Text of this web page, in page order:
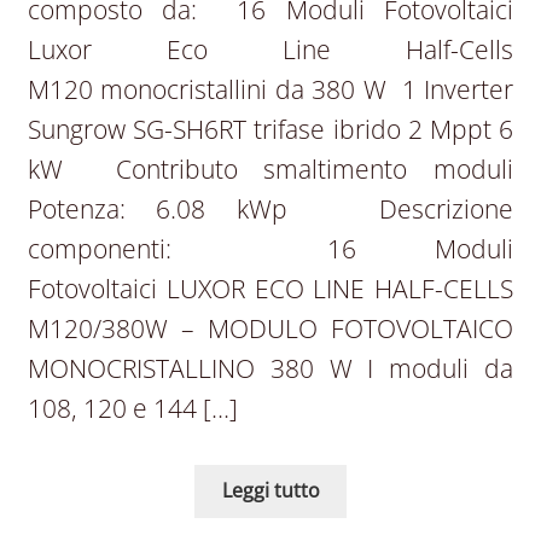
composto da: 16 Moduli Fotovoltaici
Luxor Eco Line Half-Cells
M120 monocristallini da 380 W 1 Inverter
Sungrow SG-SH6RT trifase ibrido 2 Mppt 6
kW Contributo smaltimento moduli
Potenza: 6.08 kWp Descrizione
componenti: 16 Moduli
Fotovoltaici LUXOR ECO LINE HALF-CELLS
M120/380W – MODULO FOTOVOLTAICO
MONOCRISTALLINO 380 W I moduli da
108, 120 e 144 […]
Leggi tutto